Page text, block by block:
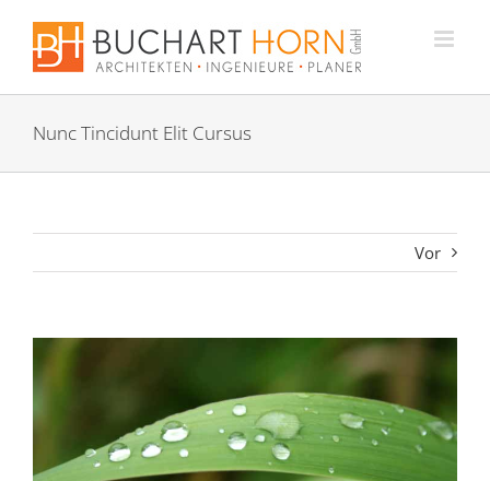
Inhalt
springen
Nunc Tincidunt Elit Cursus
Vor
Zeige
grösseres